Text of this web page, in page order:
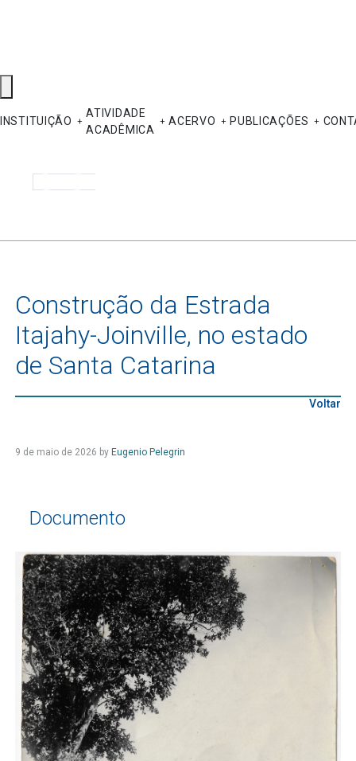
INSTITUIÇÃO
ATIVIDADE
ACADÊMICA
ACERVO PUBLICAÇÕES
Construção da Estrada
Itajahy-Joinville, no estado
de Santa Catarina
Voltar
9 de maio de 2026 by Eugenio Pelegrin
Documento